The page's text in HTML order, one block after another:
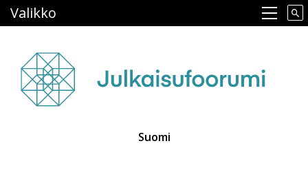
pääsisältöön
Main navigation
Valikko
Suomi